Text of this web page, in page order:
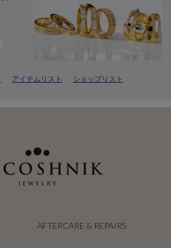
アイテムリスト ショップリスト
AFTERCARE & REPAIRS